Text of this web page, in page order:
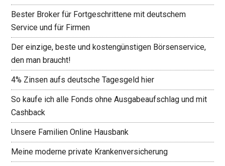
Bester Broker für Fortgeschrittene mit deutschem
Service und für Firmen
Der einzige, beste und kostengünstigen Börsenservice,
den man braucht!
4% Zinsen aufs deutsche Tagesgeld hier
So kaufe ich alle Fonds ohne Ausgabeaufschlag und mit
Cashback
Unsere Familien Online Hausbank
Meine moderne private Krankenversicherung